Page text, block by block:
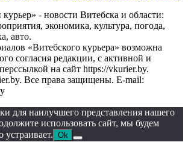
курьер» - новости Витебска и области:
экономика, культура, погода,
авто.
«Витебского курьера» возможна
согласия редакции, с активной и
на сайт https://vkurier.by.
Все права защищены. E-mail:
для наилучшего представления нашего
использовать сайт, мы будем
устраивает. Ok